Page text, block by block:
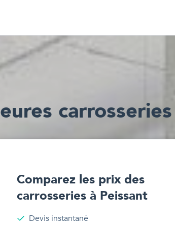
es carrosseries
Comparez les prix des
carrosseries à Peissant
Devis instantané